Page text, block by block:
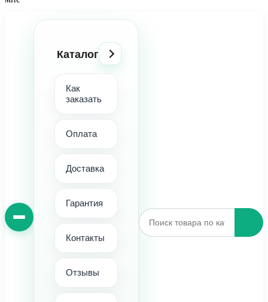
Каталог
Как
заказать
Оплата
Доставка
Гарантия
Контакты
Отзывы